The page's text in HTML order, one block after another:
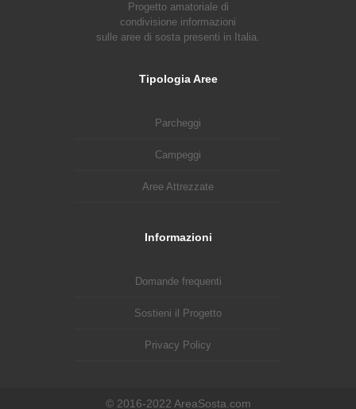
Progetto amatoriale di
condivisione informazioni
sulle aree di sosta presenti in Italia.
Tipologia Aree
Parcheggi
Campeggi
Aree Attrezzate
Informazioni
Domande frequenti
Sostieni il Progetto
Privacy Policy
© 2016-2022 AreaSosta.com